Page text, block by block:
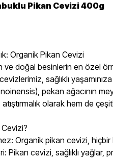
Pikan Cevizi 400g
Organik Pikan Cevizi
ve doğal besinlerin en
sağlıklı
pekan ağacının
olarak hem de
Organik pikan cevizi,
Pikan cevizi, sağlıklı yağlar,